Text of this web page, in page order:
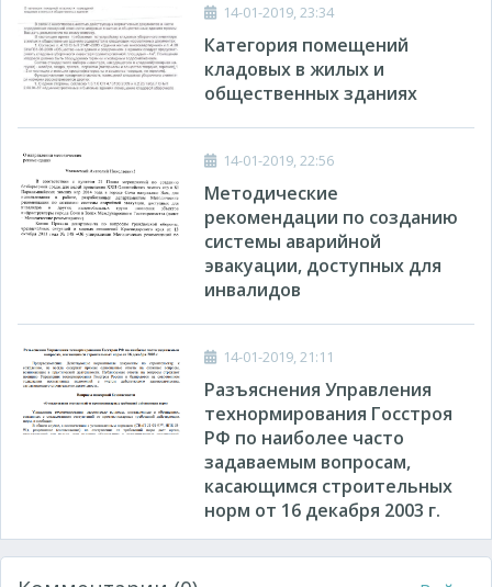
14-01-2019, 23:34
Категория помещений
кладовых в жилых и
общественных зданиях
14-01-2019, 22:56
Методические
рекомендации по созданию
системы аварийной
эвакуации, доступных для
инвалидов
14-01-2019, 21:11
Разъяснения Управления
технормирования Госстроя
РФ по наиболее часто
задаваемым вопросам,
касающимся строительных
норм от 16 декабря 2003 г.